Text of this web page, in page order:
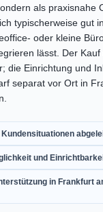
als praxisnahe
typischerweise gut
oder kleine
lässt. Der Kauf
die Einrichtung und
separat vor Ort in
und
in Frankfurt